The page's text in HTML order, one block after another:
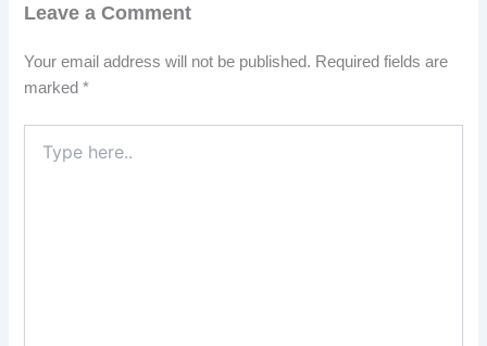
Leave a Comment
Your email address will not be published. Required fields are
marked*
here..